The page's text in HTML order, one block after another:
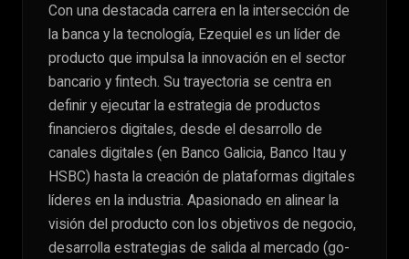
Con una destacada carrera en la intersección de
la banca y la tecnología, Ezequiel es un líder de
producto que impulsa la innovación en el sector
bancario y fintech. Su trayectoria se centra en
definir y ejecutar la estrategia de productos
financieros digitales, desde el desarrollo de
canales digitales (en Banco Galicia, Banco Itau y
HSBC) hasta la creación de plataformas digitales
líderes en la industria. Apasionado en alinear la
visión del producto con los objetivos de negocio,
desarrolla estrategias de salida al mercado (go-